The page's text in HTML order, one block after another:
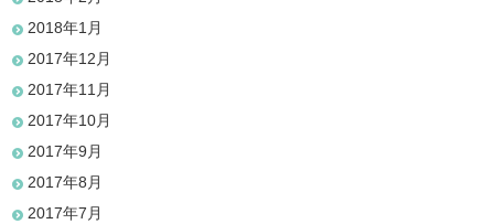
2018年1月
2017年12月
2017年11月
2017年10月
2017年9月
2017年8月
2017年7月